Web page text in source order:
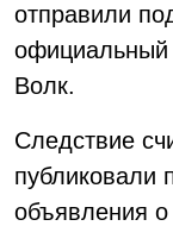
отправили
Волк.
Следствие
публиковали
объявления